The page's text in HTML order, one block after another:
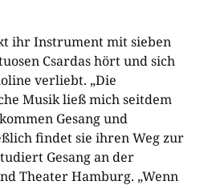
ihr Instrument mit sieben
Csardas hört und sich
verliebt. „Die
Musik ließ mich seitdem
Gesang und
findet sie ihren Weg zur
Gesang an der
Theater Hamburg. „Wenn